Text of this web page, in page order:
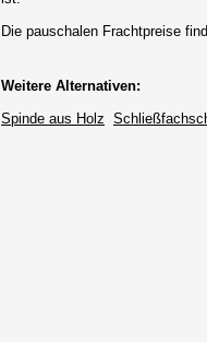
Die pauschalen Frachtpreise
Weitere Alternativen:
Spinde aus Holz